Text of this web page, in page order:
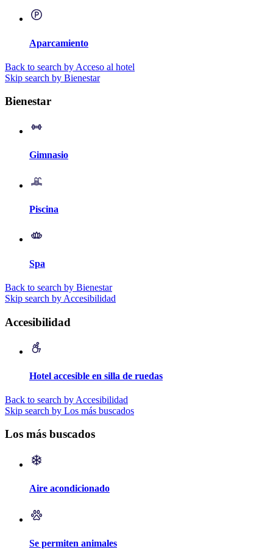
Aparcamiento
Back to search by Acceso al hotel
Skip search by Bienestar
Bienestar
Gimnasio
Piscina
Spa
Back to search by Bienestar
Skip search by Accesibilidad
Accesibilidad
Hotel accesible en silla de ruedas
Back to search by Accesibilidad
Skip search by Los más buscados
Los más buscados
Aire acondicionado
Se permiten animales